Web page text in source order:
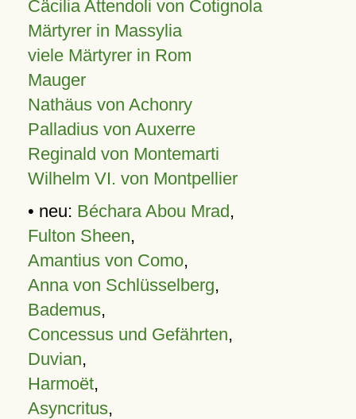
Cäcilia Attendoli von Cotignola
Märtyrer in Massylia
viele Märtyrer in Rom
Mauger
Nathäus von Achonry
Palladius von Auxerre
Reginald von Montemarti
Wilhelm VI. von Montpellier
• neu: Béchara Abou Mrad,
Fulton Sheen,
Amantius von Como,
Anna von Schlüsselberg,
Bademus,
Concessus und Gefährten,
Duvian,
Harmoët,
Asyncritus,